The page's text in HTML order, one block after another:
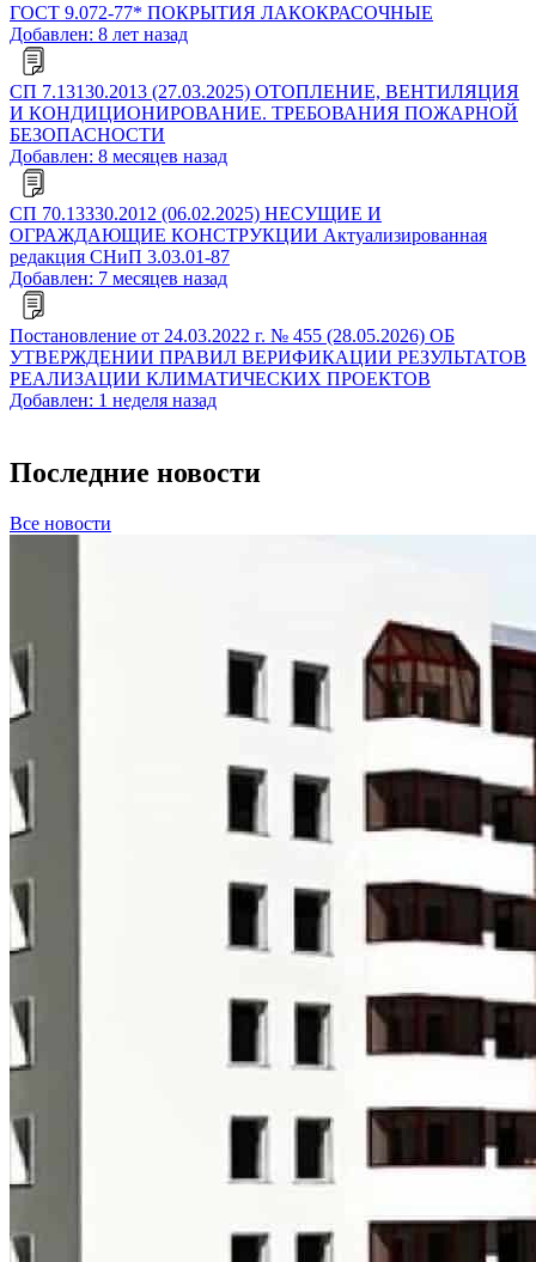
ГОСТ 9.072-77* ПОКРЫТИЯ ЛАКОКРАСОЧНЫЕ
Добавлен: 8 лет назад
СП 7.13130.2013 (27.03.2025) ОТОПЛЕНИЕ, ВЕНТИЛЯЦИЯ
И КОНДИЦИОНИРОВАНИЕ. ТРЕБОВАНИЯ ПОЖАРНОЙ
БЕЗОПАСНОСТИ
Добавлен: 8 месяцев назад
СП 70.13330.2012 (06.02.2025) НЕСУЩИЕ И
ОГРАЖДАЮЩИЕ КОНСТРУКЦИИ Актуализированная
редакция СНиП 3.03.01-87
Добавлен: 7 месяцев назад
Постановление от 24.03.2022 г. № 455 (28.05.2026) ОБ
УТВЕРЖДЕНИИ ПРАВИЛ ВЕРИФИКАЦИИ РЕЗУЛЬТАТОВ
РЕАЛИЗАЦИИ КЛИМАТИЧЕСКИХ ПРОЕКТОВ
Добавлен: 1 неделя назад
Последние новости
Все новости